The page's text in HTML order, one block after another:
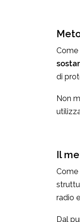
Come
di
Non
Il
Come
radio
Dal